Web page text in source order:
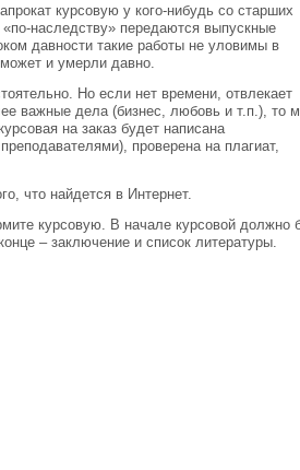
курсовую у кого-нибудь со старших
наследству» передаются выпускные
давности такие работы не уловимы в
и умерли давно.
Но если нет времени, отвлекает
важные дела (бизнес, любовь и т.п.), то
на заказ будет написана
проверена на плагиат,
что найдется в Интернет.
курсовую. В начале курсовой должно
– заключение и список литературы.